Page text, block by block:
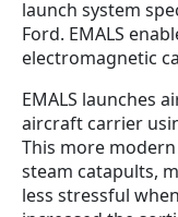
launch system
Ford. EMALS
electromagnetic
EMALS launches
aircraft carrier
This more
steam catapults,
less stressful